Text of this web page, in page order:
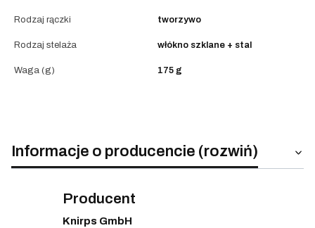
Rodzaj rączki tworzywo
Rodzaj stelaża włókno szklane + stal
Waga (g) 175 g
Informacje o producencie (rozwiń)
Producent
Knirps GmbH